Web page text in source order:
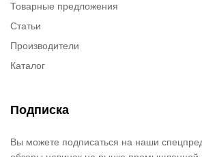
Товарные предложения
Статьи
Производители
Каталог
Подписка
Вы можете подписаться на наши